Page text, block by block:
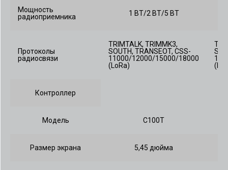
Мощность
радиоприемника
1 ВТ/2 ВТ/5 ВТ
Протоколы
радиосвязи
TRIMTALK, TRIMMK3,
SOUTH, TRANSEOT, CSS-
11000/12000/15000/18000
(LoRa)
Контроллер
Модель C100T
Размер экрана 5,45 дюйма